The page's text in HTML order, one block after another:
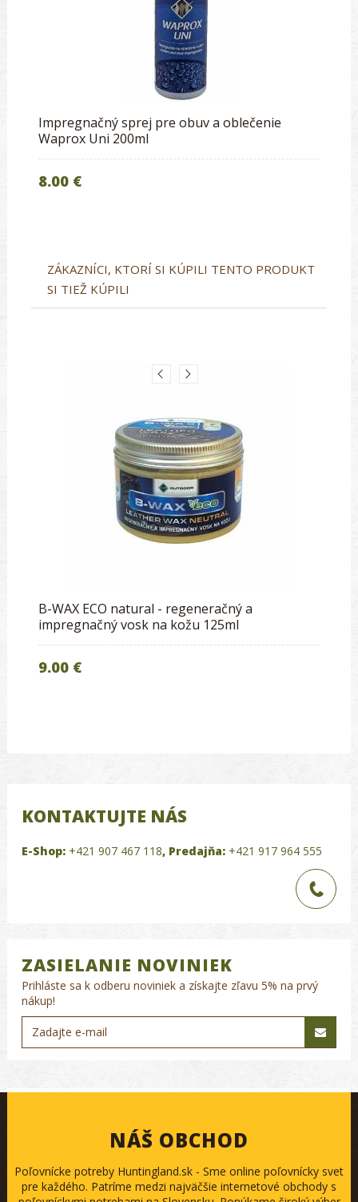
Impregnačný sprej pre obuv a oblečenie
Waprox Uni 200ml
8.00 €
ZÁKAZNÍCI, KTORÍ SI KÚPILI TENTO PRODUKT
SI TIEŽ KÚPILI
B-WAX ECO natural - regeneračný a
impregnačný vosk na kožu 125ml
9.00 €
KONTAKTUJTE NÁS
E-Shop: +421 907 467 118, Predajňa: +421 917 964 555
ZASIELANIE NOVINIEK
Prihláste sa k odberu noviniek a získajte zľavu 5% na prvý
nákup!
NÁŠ OBCHOD
Poľovnícke potreby Huntingland.sk - Sme online poľovnícky svet
pre každého. Patríme medzi najväčšie internetové obchody s